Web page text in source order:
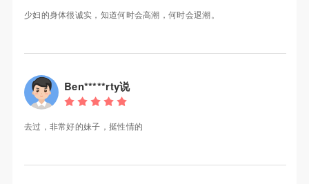
少妇的身体很诚实，知道何时会高潮，何时会退潮。
Ben*****rty说
去过，非常好的妹子，挺性情的